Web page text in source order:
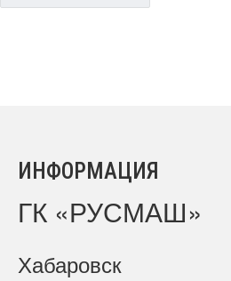
ИНФОРМАЦИЯ
ГК «РУСМАШ»
Хабаровск